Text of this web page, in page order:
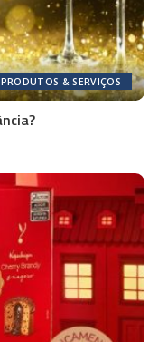
PRODUTOS & SERVIÇOS